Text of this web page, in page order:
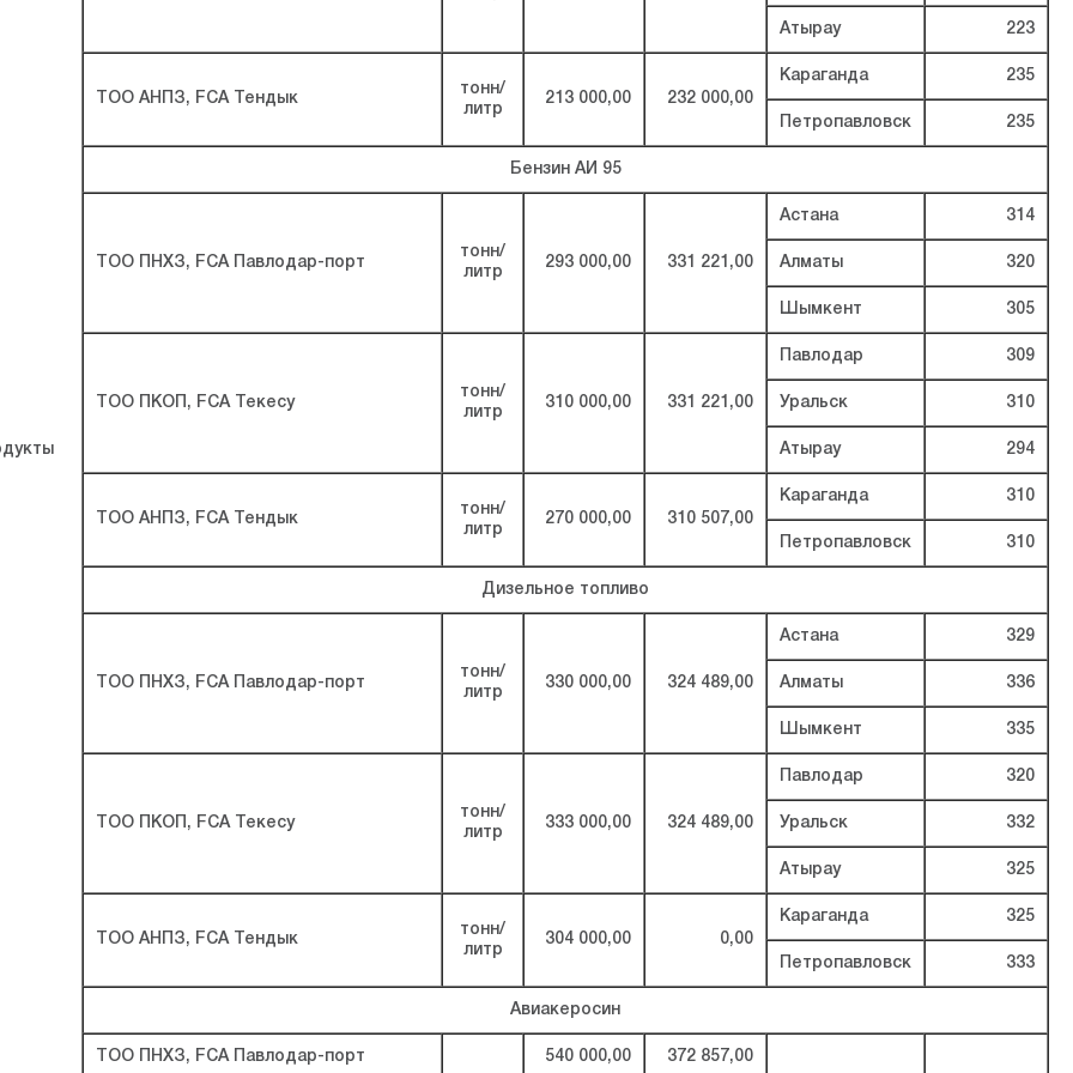
Атырау 223
ТОО АНПЗ, FCA Тендык
тонн/
литр
213 000,00 232 000,00
Караганда 235
Петропавловск 235
Бензин АИ 95
ТОО ПНХЗ, FCA Павлодар-порт
тонн/
литр
293 000,00 331 221,00
Астана 314
Алматы 320
Шымкент 305
ТОО ПКОП, FCA Текесу
тонн/
литр
310 000,00 331 221,00
Павлодар 309
Уральск 310
Атырау 294
ТОО АНПЗ, FCA Тендык
тонн/
литр
270 000,00 310 507,00
Караганда 310
Петропавловск 310
Дизельное топливо
ТОО ПНХЗ, FCA Павлодар-порт
тонн/
литр
330 000,00 324 489,00
Астана 329
Алматы 336
Шымкент 335
ТОО ПКОП, FCA Текесу
тонн/
литр
333 000,00 324 489,00
Павлодар 320
Уральск 332
Атырау 325
ТОО АНПЗ, FCA Тендык
тонн/
литр
304 000,00 0,00
Караганда 325
Петропавловск 333
Авиакеросин
ТОО ПНХЗ, FCA Павлодар-порт
540 000,00 372 857,00